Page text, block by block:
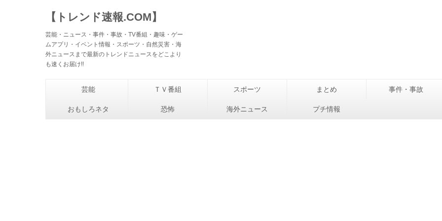
【トレンド速報.COM】
芸能・ニュース・事件・事故・TV番組・趣味・ゲー
ムアプリ・イベント情報・スポーツ・自然災害・海
外ニュースまで最新のトレンドニュースをどこより
も速くお届け!!
芸能 ＴＶ番組 スポーツ まとめ 事件・事故
おもしろネタ 恐怖 海外ニュース プチ情報